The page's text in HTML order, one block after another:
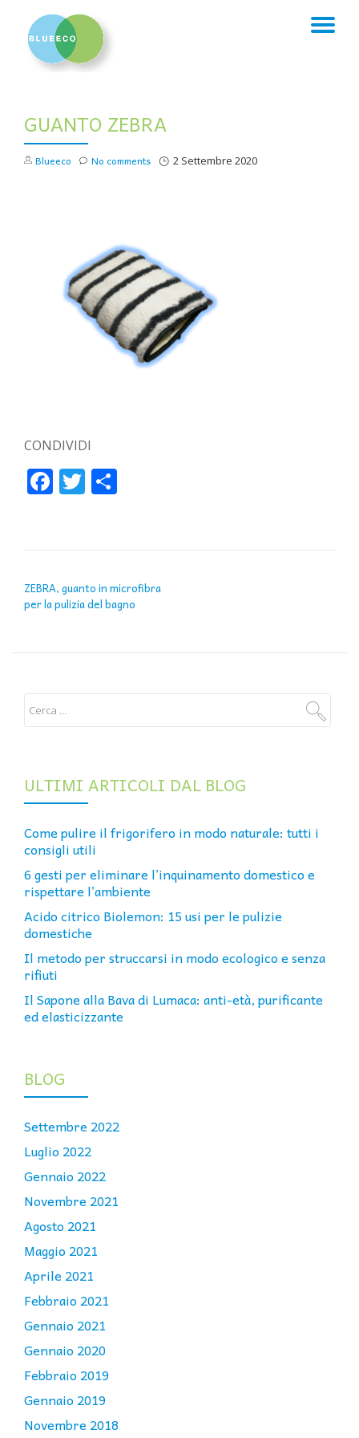
GUANTO ZEBRA
Blueeco 2 Settembre 2020
No comments
CONDIVIDI
FacebookTwitter
ZEBRA, guanto in microfibra
per la pulizia del bagno
ULTIMI ARTICOLI DAL BLOG
Come pulire il frigorifero in modo naturale: tutti i
consigli utili
6 gesti per eliminare l’inquinamento domestico e
rispettare l’ambiente
Acido citrico Biolemon: 15 usi per le pulizie
domestiche
Il metodo per struccarsi in modo ecologico e senza
rifiuti
Il Sapone alla Bava di Lumaca: anti-età, purificante
ed elasticizzante
BLOG
Settembre 2022
Luglio 2022
Gennaio 2022
Novembre 2021
Agosto 2021
Maggio 2021
Aprile 2021
Febbraio 2021
Gennaio 2021
Gennaio 2020
Febbraio 2019
Gennaio 2019
Novembre 2018